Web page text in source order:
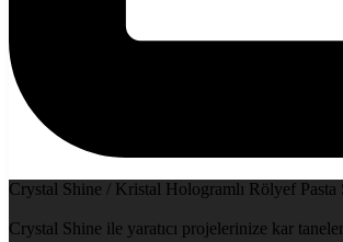
Crystal Shine / Kristal Hologramlı Rölyef Pasta
Crystal Shine ile yaratıcı projelerinize kar